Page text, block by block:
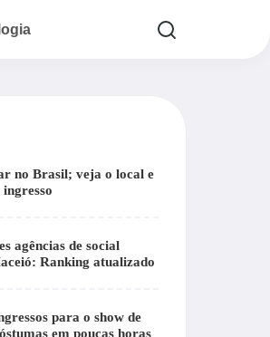
no Brasil; veja o local e
agências de social
Ranking atualizado
para o show de
em poucas horas